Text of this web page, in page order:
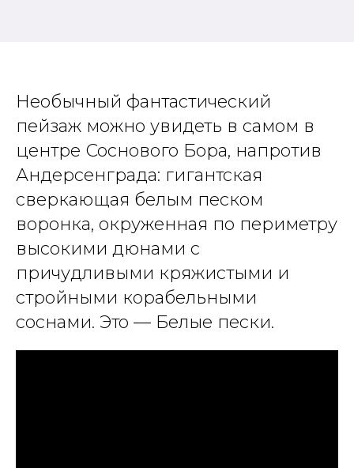
Необычный фантастический
пейзаж можно увидеть в самом в
центре Соснового Бора, напротив
Андерсенграда: гигантская
сверкающая белым песком
воронка, окруженная по периметру
высокими дюнами с
причудливыми кряжистыми и
стройными корабельными
соснами. Это — Белые пески.